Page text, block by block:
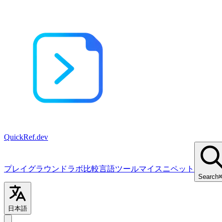
QuickRef.dev
プレイグラウンドラボ比較言語ツールマイスニペット
Search
日本語